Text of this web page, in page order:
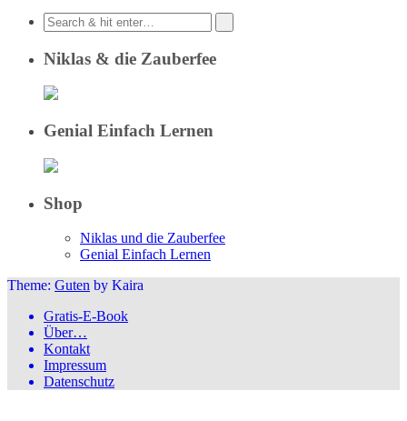
Niklas & die Zauberfee
Genial Einfach Lernen
Shop
Niklas und die Zauberfee
Genial Einfach Lernen
Theme: Guten by Kaira
Gratis-E-Book
Über…
Kontakt
Impressum
Datenschutz